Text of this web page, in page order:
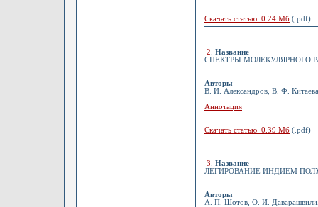
Скачать статью 0.24 Мб (.pdf)
2
Название
СПЕКТРЫ МОЛЕКУЛЯРНОГО
Авторы
В. И. Александров, В. Ф.
Аннотация
Скачать статью 0.39 Мб (.pdf)
3
Название
ЛЕГИРОВАНИЕ ИНДИЕМ
Авторы
А. П. Шотов, О. И.